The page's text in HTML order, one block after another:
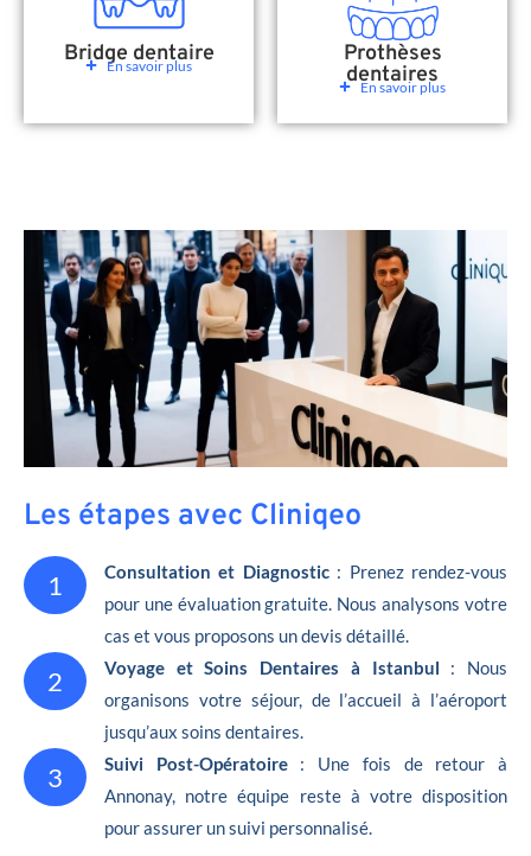
Bridge dentaire
En savoir plus Prothèses
dentaires
En savoir plus
Les étapes avec Cliniqeo
1 Consultation et Diagnostic: Prenez rendez-vous
pour une évaluation gratuite. Nous analysons votre
cas et vous proposons un devis détaillé.
2 Voyage et Soins Dentaires à Istanbul : Nous
organisons votre séjour, de l’accueil à l’aéroport
jusqu’aux soins dentaires.
3 Suivi Post-Opératoire : Une fois de retour à
Annonay, notre équipe reste à votre disposition
pour assurer un suivi personnalisé.